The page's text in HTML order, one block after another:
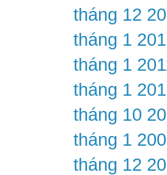
tháng 12
tháng 1
tháng 1
tháng 1
tháng 10
tháng 1
tháng 12